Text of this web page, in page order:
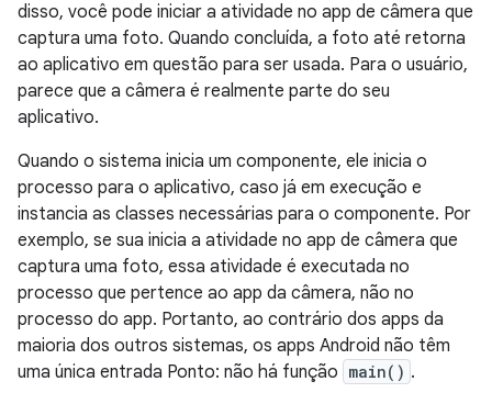
disso, você pode iniciar a atividade no app de câmera que
captura uma foto. Quando concluída, a foto até retorna
ao aplicativo em questão para ser usada. Para o usuário,
parece que a câmera é realmente parte do seu
aplicativo.
Quando o sistema inicia um componente, ele inicia o
processo para o aplicativo, caso já em execução e
instancia as classes necessárias para o componente. Por
exemplo, se sua inicia a atividade no app de câmera que
captura uma foto, essa atividade é executada no
processo que pertence ao app da câmera, não no
processo do app. Portanto, ao contrário dos apps da
maioria dos outros sistemas, os apps Android não têm
uma única entrada Ponto: não há função main() .